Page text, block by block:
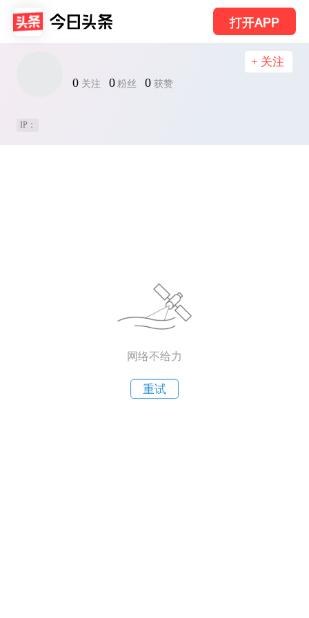
打开APP
0 关注 0 粉丝 0 获赞
+ 关注
IP：
网络不给力
重试